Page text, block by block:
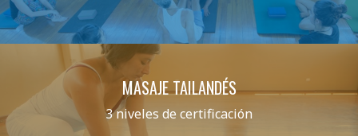
MASAJE TAILANDÉS
3 niveles de certificación